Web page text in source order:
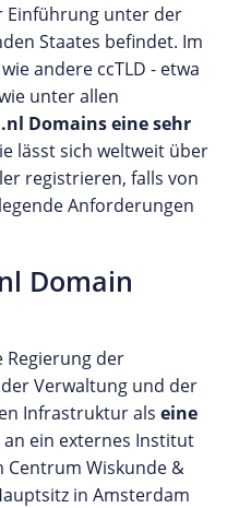
Einführung unter der
Staates befindet. Im
andere ccTLD - etwa
unter allen
Domains eine sehr
lässt sich weltweit über
registrieren, falls von
Anforderungen
Domain
Regierung der
Verwaltung und der
Infrastruktur als eine
an ein externes Institut
Centrum Wiskunde &
in Amsterdam